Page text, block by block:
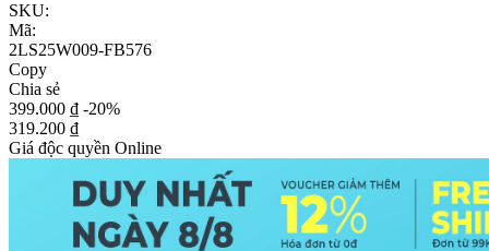
SKU:
Mã:
2LS25W009-FB576
Copy
Chia sẻ
399.000 ₫ -20%
319.200 ₫
Giá độc quyền Online